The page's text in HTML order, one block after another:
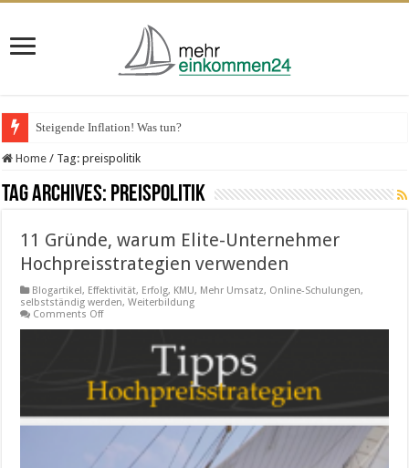
Steigende Inflation! Was tun?
Home / Tag:preispolitik
Tag Archives: preispolitik
11 Gründe, warum Elite-Unternehmer
Hochpreisstrategien verwenden
Blogartikel, Effektivität, Erfolg, KMU, Mehr Umsatz, Online-Schulungen,
selbstständig werden,Weiterbildung
Comments Offon
Unternehmer
Hochpreisstrategien
verwenden